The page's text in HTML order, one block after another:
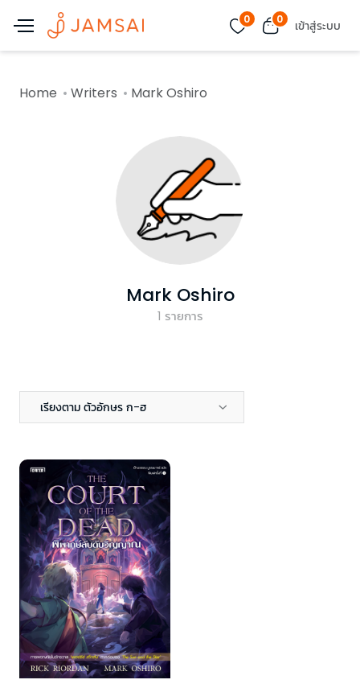
0 0 เข้าสู่ระบบ
Home Writers Mark Oshiro
Mark Oshiro
1 รายการ
เรียงตาม ตัวอักษร ก-ฮ